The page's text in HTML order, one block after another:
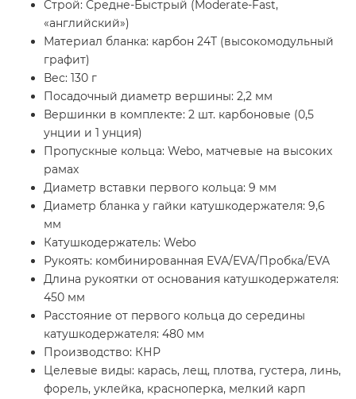
Строй: Средне-Быстрый (Moderate-Fast,
«английский»)
Материал бланка: карбон 24T (высокомодульный
графит)
Вес: 130 г
Посадочный диаметр вершины: 2,2 мм
Вершинки в комплекте: 2 шт. карбоновые (0,5
унции и 1 унция)
Пропускные кольца: Webo, матчевые на высоких
рамах
Диаметр вставки первого кольца: 9 мм
Диаметр бланка у гайки катушкодержателя: 9,6
мм
Катушкодержатель: Webo
Рукоять: комбинированная EVA/EVA/Пробка/EVA
Длина рукоятки от основания катушкодержателя:
450 мм
Расстояние от первого кольца до середины
катушкодержателя: 480 мм
Производство: КНР
Целевые виды: карась, лещ, плотва, густера, линь,
форель, уклейка, красноперка, мелкий карп